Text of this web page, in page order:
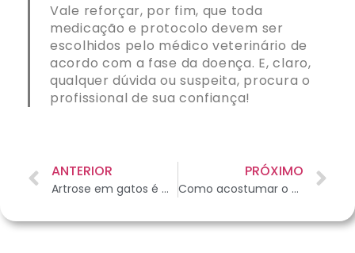
Vale reforçar, por fim, que toda
medicação e protocolo devem ser
escolhidos pelo médico veterinário de
acordo com a fase da doença. E, claro,
qualquer dúvida ou suspeita, procura o
profissional de sua confiança!
ANTERIOR
Artrose em gatos é mais comum do que você imagina; conheça sintomas e tramento
PRÓXIMO
Como acostumar o pet depois da quarentena